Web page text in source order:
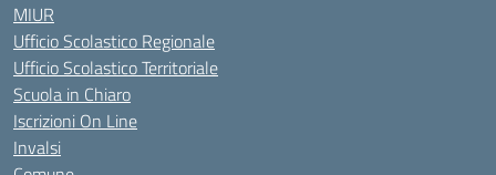
MIUR
Ufficio Scolastico Regionale
Ufficio Scolastico Territoriale
Scuola in Chiaro
Iscrizioni On Line
Invalsi